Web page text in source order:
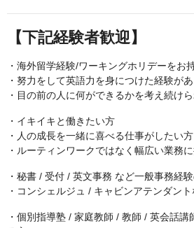
【下記経験者歓迎】
・海外留学経験/ワーキングホリデーをお
・努力をして英語力を身につけた経験が
・目の前の人に何ができるかを考え続け
・イキイキと働きたい方
・人の成長を一緒に喜べる仕事がしたい方
・ルーティンワークではなく幅広い業務
・秘書 / 受付 / 英文事務 など一般事務経
・コンシェルジュ / キャビンアテンダン
・個別指導塾 / 家庭教師 / 教師 / 英会話